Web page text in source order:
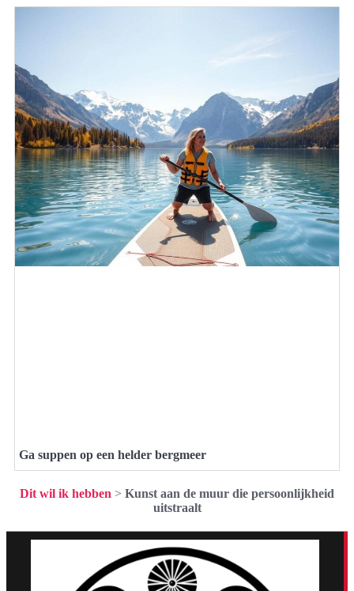
Ga suppen op een helder bergmeer
Dit wil ik hebben > Kunst aan de muur die persoonlijkheid
uitstraalt